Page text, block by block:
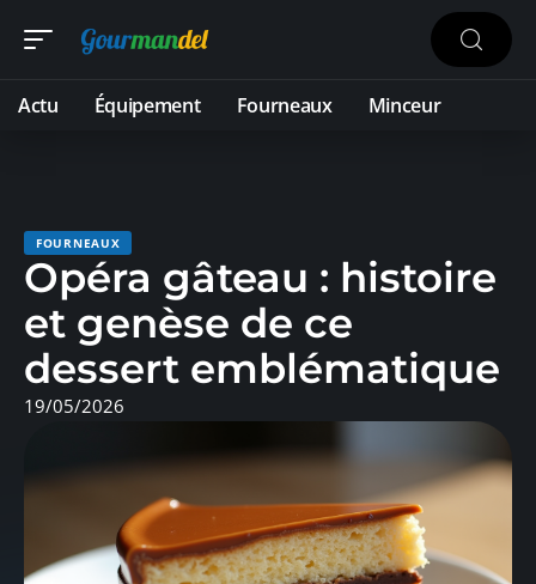
Actu Équipement Fourneaux Minceur
FOURNEAUX
Opéra gâteau : histoire
et genèse de ce
dessert emblématique
19/05/2026